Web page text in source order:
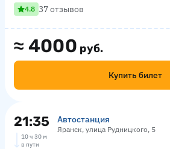
≈ 4000 руб.
Купить билет
4.8 37 отзывов
21:35 Автостанция
Яранск, улица Рудницкого, 5
10 ч 30 м
в пути